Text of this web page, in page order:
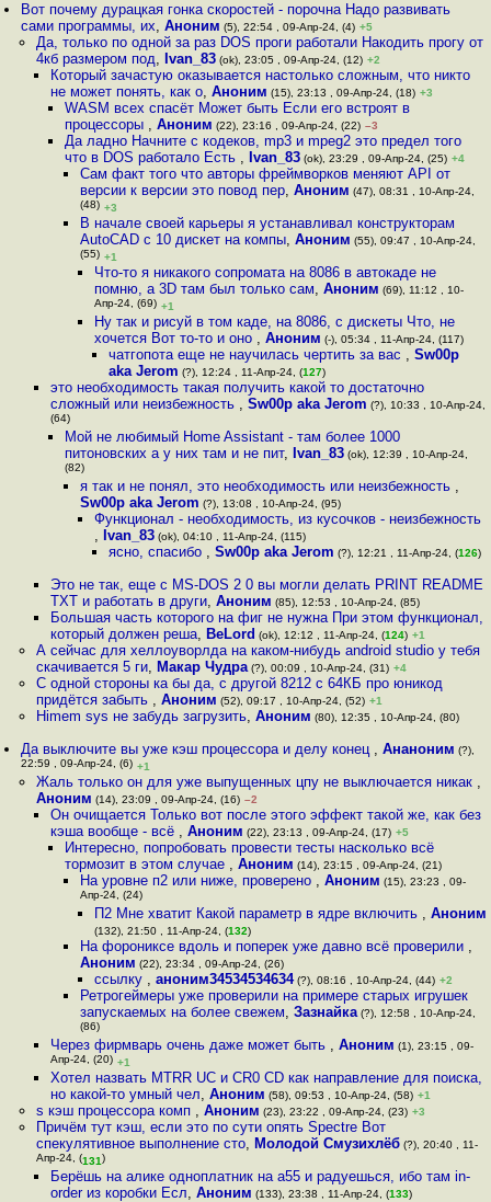
Вот почему дурацкая гонка скоростей - порочна Надо развивать
сами программы, их,Аноним (5), 22:54 , 09-Апр-24, (4) +5
Да, только по одной за раз DOS проги работали Накодить прогу от
4кб размером под, Ivan_83(ok), 23:05 , 09-Апр-24, (12) +2
Который зачастую оказывается настолько сложным, что никто
не может понять, как о, Аноним (15), 23:13 , 09-Апр-24, (18) +3
WASM всех спасёт Может быть Если его встроят в
процессоры ,Аноним (22), 23:16 , 09-Апр-24, (22) –3
Да ладно Начните с кодеков, mp3 и mpeg2 это предел того
что в DOS работало Есть , Ivan_83 (ok), 23:29 , 09-Апр-24, (25) +4
Сам факт того что авторы фреймворков меняют API от
версии к версии это повод пер, Аноним (47), 08:31 , 10-Апр-24,
(48) +3
В начале своей карьеры я устанавливал конструкторам
AutoCAD с 10 дискет на компы, Аноним (55), 09:47 , 10-Апр-24,
(55) +1
Что-то я никакого сопромата на 8086 в автокаде не
помню, а 3D там был только сам, Аноним (69), 11:12 , 10-
Апр-24, (69) +1
Ну так и рисуй в том каде, на 8086, с дискеты Что, не
хочется Вот то-то и оно , Аноним (-), 05:34 , 11-Апр-24, (117)
чатгопота еще не научилась чертить за вас ,Sw00p
aka Jerom (?), 12:24 , 11-Апр-24, (127)
это необходимость такая получить какой то достаточно
сложный или неизбежность , Sw00p aka Jerom (?), 10:33 , 10-Апр-24,
(64)
Мой не любимый Home Assistant - там более 1000
питоновских а у них там и не пит, Ivan_83 (ok), 12:39 , 10-Апр-24,
(82)
я так и не понял, это необходимость или неизбежность ,
Sw00p aka Jerom (?), 13:08 , 10-Апр-24, (95)
Функционал - необходимость, из кусочков - неизбежность
, Ivan_83(ok), 04:10 , 11-Апр-24, (115)
ясно, спасибо ,Sw00p aka Jerom (?), 12:21 , 11-Апр-24, (126)
Это не так, еще c MS-DOS 2 0 вы могли делать PRINT README
TXT и работать в други, Аноним (85), 12:53 , 10-Апр-24, (85)
Большая часть которого на фиг не нужна При этом функционал,
который должен реша, BeLord (ok), 12:12 , 11-Апр-24, (124) +1
А сейчас для хеллоуворлда на каком-нибудь android studio у тебя
скачивается 5 ги, Макар Чудра(?), 00:09 , 10-Апр-24, (31) +4
С одной стороны ка бы да, с другой 8212 с 64КБ про юникод
придётся забыть , Аноним (52), 09:17 , 10-Апр-24, (52) +1
Himem sys не забудь загрузить, Аноним (80), 12:35 , 10-Апр-24, (80)
Да выключите вы уже кэш процессора и делу конец ,Ананоним (?),
22:59 , 09-Апр-24, (6) +1
Жаль только он для уже выпущенных цпу не выключается никак ,
Аноним (14), 23:09 , 09-Апр-24, (16) –2
Он очищается Только вот после этого эффект такой же, как без
кэша вообще - всё , Аноним (22), 23:13 , 09-Апр-24, (17) +5
Интересно, попробовать провести тесты насколько всё
тормозит в этом случае ,Аноним (14), 23:15 , 09-Апр-24, (21)
На уровне п2 или ниже, проверено , Аноним (15), 23:23 , 09-
Апр-24, (24)
П2 Мне хватит Какой параметр в ядре включить , Аноним
(132), 21:50 , 11-Апр-24, (132)
На форониксе вдоль и поперек уже давно всё проверили ,
Аноним (22), 23:34 , 09-Апр-24, (26)
ссылку , аноним34534534634(?), 08:16 , 10-Апр-24, (44) +2
Ретрогеймеры уже проверили на примере старых игрушек
запускаемых на более свежем, Зазнайка(?), 12:58 , 10-Апр-24,
(86)
Через фирмварь очень даже может быть , Аноним (1), 23:15 , 09-
Апр-24, (20) +1
Хотел назвать MTRR UC и CR0 CD как направление для поиска,
но какой-то умный чел, Аноним (58), 09:53 , 10-Апр-24, (58) +1
s кэш процессора комп , Аноним (23), 23:22 , 09-Апр-24, (23) +3
Причём тут кэш, если это по сути опять Spectre Вот
спекулятивное выполнение сто, Молодой Смузихлёб(?), 20:40 , 11-
Апр-24, (131)
Берёшь на алике одноплатник на а55 и радуешься, ибо там in-
order из коробки Есл, Аноним (133), 23:38 , 11-Апр-24, (133)